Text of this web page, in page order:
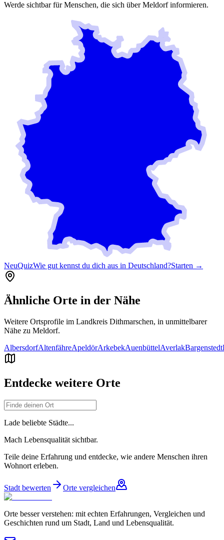
Werde sichtbar für Menschen, die sich überMeldorfinformieren.
NeuQuizWie gut kennst du dich aus in Deutschland?Starten →
Ähnliche Orte in der Nähe
Weitere Ortsprofile im Landkreis Dithmarschen, in unmittelbarer
Nähe zu Meldorf.
AlbersdorfAltenfähreApeldörArkebekAuenbüttelAverlakBargenstedt
Entdecke weitere Orte
Lade beliebte Städte...
Mach Lebensqualität sichtbar.
Teile deine Erfahrung und entdecke, wie andere Menschen ihren
Wohnort erleben.
Stadt bewerten Orte vergleichen
Orte besser verstehen: mit echten Erfahrungen, Vergleichen und
Geschichten rund um Stadt, Land und Lebensqualität.